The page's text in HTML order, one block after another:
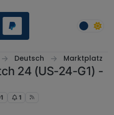
Deutsch Marktplatz
24 (US-24-G1) -
1